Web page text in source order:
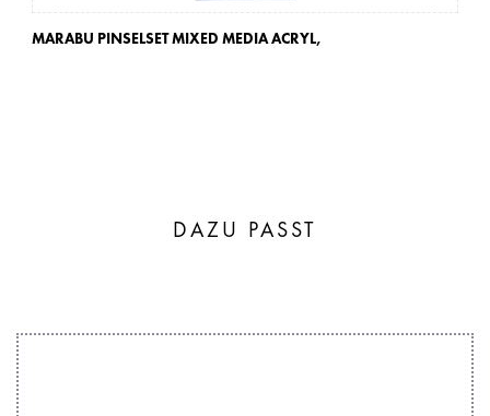
MARABU PINSELSET MIXED MEDIA ACRYL,
DAZU PASST